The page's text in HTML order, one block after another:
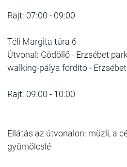
Rajt: 07:00 - 09:00
Téli Margita túra 6
Útvonal: Gödöllő - Erzsébet
walking-pálya fordító -
Rajt: 09:00 - 10:00
Ellátás az útvonalon: müzli, a
gyümölcslé